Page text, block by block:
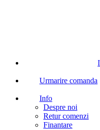
Urmarire comanda
Info
Despre noi
Retur comenzi
Finantare